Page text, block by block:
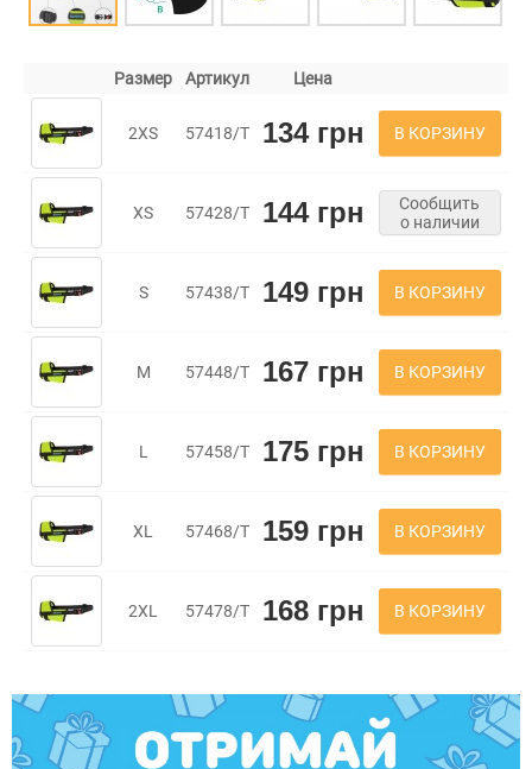
Размер Артикул Цена
2XS 57418/Т 134 грн В КОРЗИНУ
XS 57428/Т 144 грн
Сообщить
о наличии
S 57438/Т 149 грн В КОРЗИНУ
M 57448/Т 167 грн В КОРЗИНУ
L 57458/Т 175 грн В КОРЗИНУ
XL 57468/Т 159 грн В КОРЗИНУ
2XL 57478/Т 168 грн В КОРЗИНУ